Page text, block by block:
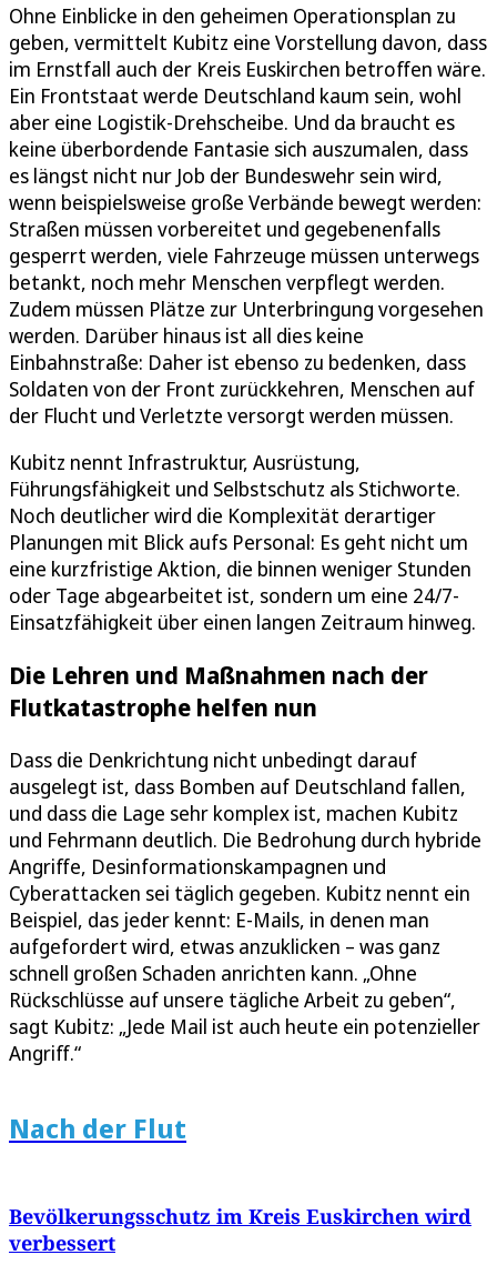
Ohne Einblicke in den geheimen Operationsplan zu
geben, vermittelt Kubitz eine Vorstellung davon, dass
im Ernstfall auch der Kreis Euskirchen betroffen wäre.
Ein Frontstaat werde Deutschland kaum sein, wohl
aber eine Logistik-Drehscheibe. Und da braucht es
keine überbordende Fantasie sich auszumalen, dass
es längst nicht nur Job der Bundeswehr sein wird,
wenn beispielsweise große Verbände bewegt werden:
Straßen müssen vorbereitet und gegebenenfalls
gesperrt werden, viele Fahrzeuge müssen unterwegs
betankt, noch mehr Menschen verpflegt werden.
Zudem müssen Plätze zur Unterbringung vorgesehen
werden. Darüber hinaus ist all dies keine
Einbahnstraße: Daher ist ebenso zu bedenken, dass
Soldaten von der Front zurückkehren, Menschen auf
der Flucht und Verletzte versorgt werden müssen.
Kubitz nennt Infrastruktur, Ausrüstung,
Führungsfähigkeit und Selbstschutz als Stichworte.
Noch deutlicher wird die Komplexität derartiger
Planungen mit Blick aufs Personal: Es geht nicht um
eine kurzfristige Aktion, die binnen weniger Stunden
oder Tage abgearbeitet ist, sondern um eine 24/7-
Einsatzfähigkeit über einen langen Zeitraum hinweg.
Die Lehren und Maßnahmen nach der
Flutkatastrophe helfen nun
Dass die Denkrichtung nicht unbedingt darauf
ausgelegt ist, dass Bomben auf Deutschland fallen,
und dass die Lage sehr komplex ist, machen Kubitz
und Fehrmann deutlich. Die Bedrohung durch hybride
Angriffe, Desinformationskampagnen und
Cyberattacken sei täglich gegeben. Kubitz nennt ein
Beispiel, das jeder kennt: E-Mails, in denen man
aufgefordert wird, etwas anzuklicken – was ganz
schnell großen Schaden anrichten kann. „Ohne
Rückschlüsse auf unsere tägliche Arbeit zu geben“,
sagt Kubitz: „Jede Mail ist auch heute ein potenzieller
Angriff.“
Nach der Flut
Bevölkerungsschutz im Kreis Euskirchen wird
verbessert